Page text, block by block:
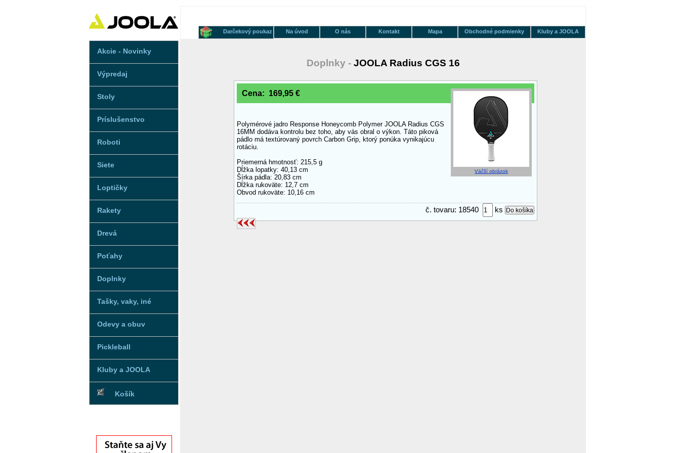
Akcie - Novinky
Výpredaj
Stoly
Príslušenstvo
Roboti
Siete
Loptičky
Rakety
Drevá
Poťahy
Doplnky
Tašky, vaky, iné
Odevy a obuv
Pickleball
Kluby a JOOLA
Košík
Kluby a JOOLA
Obchodné podmienky
Mapa
Kontakt
O nás
Na úvod
Darčekový poukaz
Doplnky - JOOLA Radius CGS 16
Väčší obrázok
Cena: 169,95 €
Polymérové jadro Response Honeycomb Polymer JOOLA Radius CGS
16MM dodáva kontrolu bez toho, aby vás obral o výkon. Táto piková
pádlo má textúrovaný povrch Carbon Grip, ktorý ponúka vynikajúcu
rotáciu.
Priemerná hmotnosť: 215,5 g
Dĺžka lopatky: 40,13 cm
Šírka pádla: 20,83 cm
Dĺžka rukoväte: 12,7 cm
Obvod rukoväte: 10,16 cm
č. tovaru: 18540 ks